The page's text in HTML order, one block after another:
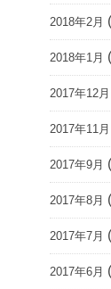
2018年2月
2018年1月
2017年12月
2017年11月
2017年9月
2017年8月
2017年7月
2017年6月